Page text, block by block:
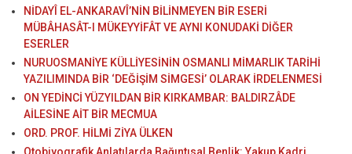
NİDAYÎ EL-ANKARAVÎ’NİN BİLİNMEYEN BİR ESERİ
MÜBÂHASÂT-I MÜKEYYİFÂT VE AYNI KONUDAKİ DİĞER
ESERLER
NURUOSMANİYE KÜLLİYESİNİN OSMANLI MİMARLIK TARİHİ
YAZILIMINDA BİR ‘DEĞİŞİM SİMGESİ’ OLARAK İRDELENMESİ
ON YEDİNCİ YÜZYILDAN BİR KIRKAMBAR: BALDIRZÂDE
AİLESİNE AİT BİR MECMUA
ORD. PROF. HİLMİ ZİYA ÜLKEN
Otobiyografik Anlatılarda Bağıntısal Benlik: Yakup Kadri